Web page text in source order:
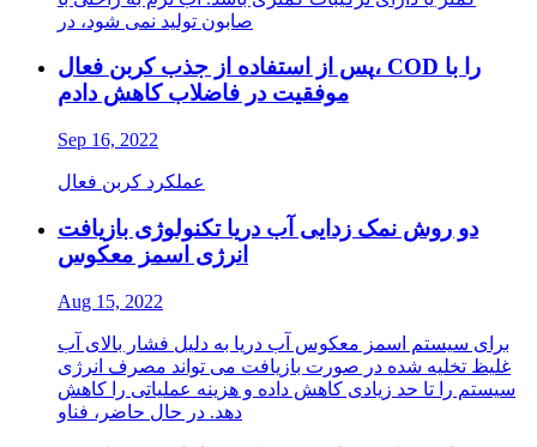
صابون تولید نمی شود، در
پس از استفاده از جذب کربن فعال، COD را با
موفقیت در فاضلاب کاهش دادم
Sep 16, 2022
عملکرد کربن فعال
دو روش نمک زدایی آب دریا تکنولوژی بازیافت
انرژی اسمز معکوس
Aug 15, 2022
برای سیستم اسمز معکوس آب دریا به دلیل فشار بالای آب
غلیظ تخلیه شده در صورت بازیافت می تواند مصرف انرژی
سیستم را تا حد زیادی کاهش داده و هزینه عملیاتی را کاهش
دهد. در حال حاضر، فناو